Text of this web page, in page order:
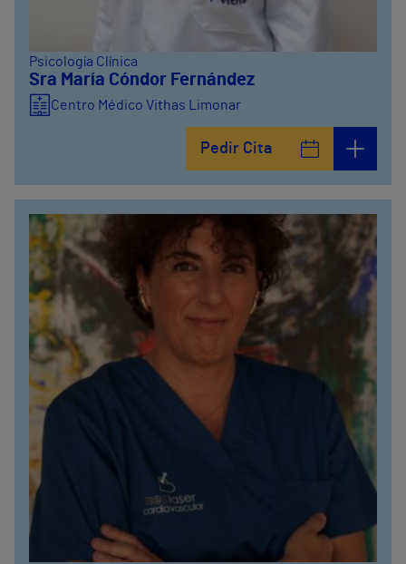
Psicología Clínica
Sra María Cóndor Fernández
Centro Médico Vithas Limonar
Pedir Cita